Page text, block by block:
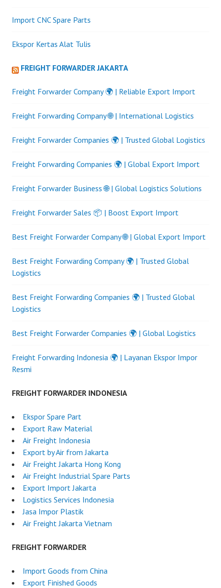
Import CNC Spare Parts
Ekspor Kertas Alat Tulis
FREIGHT FORWARDER JAKARTA
Freight Forwarder Company 🌍 | Reliable Export Import
Freight Forwarding Company 🌐 | International Logistics
Freight Forwarder Companies 🌍 | Trusted Global Logistics
Freight Forwarding Companies 🌍 | Global Export Import
Freight Forwarder Business 🌐 | Global Logistics Solutions
Freight Forwarder Sales 📦 | Boost Export Import
Best Freight Forwarder Company 🌐 | Global Export Import
Best Freight Forwarding Company 🌍 | Trusted Global
Logistics
Best Freight Forwarding Companies 🌍 | Trusted Global
Logistics
Best Freight Forwarder Companies 🌍 | Global Logistics
Freight Forwarding Indonesia 🌍 | Layanan Ekspor Impor
Resmi
FREIGHT FORWARDER INDONESIA
Ekspor Spare Part
Export Raw Material
Air Freight Indonesia
Export by Air from Jakarta
Air Freight Jakarta Hong Kong
Air Freight Industrial Spare Parts
Export Import Jakarta
Logistics Services Indonesia
Jasa Impor Plastik
Air Freight Jakarta Vietnam
FREIGHT FORWARDER
Import Goods from China
Export Finished Goods